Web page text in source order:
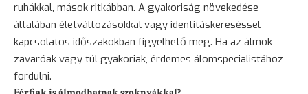
ruhákkal, mások ritkábban. A gyakoriság növekedése
általában életváltozásokkal vagy identitáskereséssel
kapcsolatos időszakokban figyelhető meg. Ha az álmok
zavaróak vagy túl gyakoriak, érdemes álomspecialistához
fordulni.